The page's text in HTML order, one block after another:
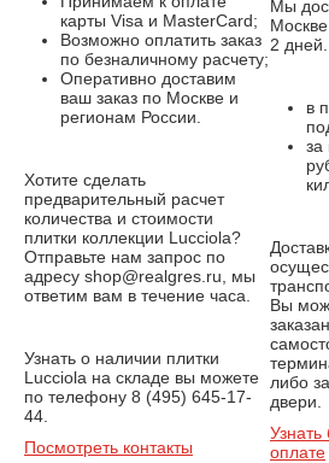
карты Visa и MasterCard;
Возможно оплатить заказ
по безналичному расчету;
Оперативно доставим
ваш заказ по Москве и
регионам России.
Хотите сделать
предварительный расчет
количества и стоимости
плитки коллекции Lucciola?
Отправьте нам запрос по
адресу shop@realgres.ru, мы
ответим вам в течение часа.
Узнать о наличии плитки
Lucciola на складе вы можете
по телефону 8 (495) 645-17-
44.
Посмотреть контакты
Мы
2
в
Вы
либо
двери.
Узнать
оплате